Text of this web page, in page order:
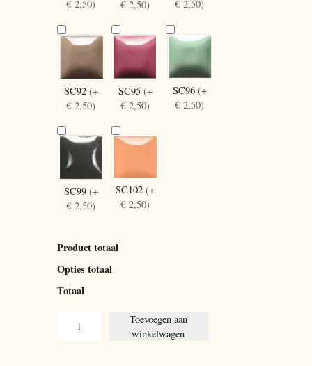
€ 2,50) € 2,50) € 2,50)
SC92 (+
€ 2,50)
SC95 (+
€ 2,50)
SC96 (+
€ 2,50)
SC99 (+
€ 2,50)
SC102(+
€ 2,50)
Product totaal
Opties totaal
Totaal
Toevoegen aan
winkelwagen